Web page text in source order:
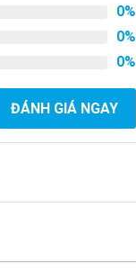
0%
0%
0%
ĐÁNH GIÁ NGAY